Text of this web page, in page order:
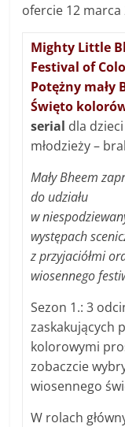
ofercie 12 marca
Mighty Little
Festival of
Potężny mały
Święto
serial dla
młodzieży –
Mały Bheem
do udziału
w
występach
z przyjaciółmi
wiosennego
Sezon 1.: 3
zaskakujących
kolorowymi
zobaczcie
wiosennego
W rolach